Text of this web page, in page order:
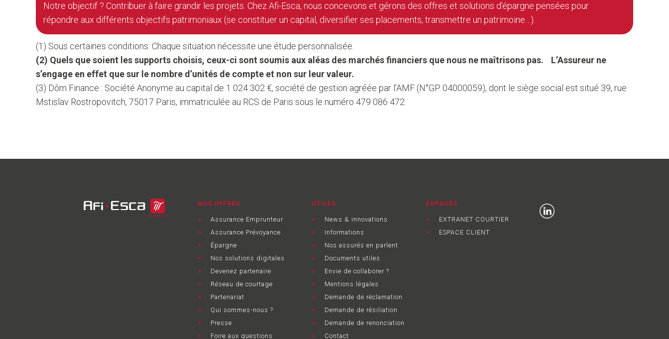
Notre objectif ? Contribuer à faire grandir les projets. Chez Afi-Esca, nous concevons et gérons des offres et solutions d’épargne pensées pour
répondre aux différents objectifs patrimoniaux (se constituer un capital, diversifier ses placements, transmettre un patrimoine…).
(1) Sous certaines conditions. Chaque situation nécessite une étude personnalisée.
(2) Quels que soient les supports choisis, ceux-ci sont soumis aux aléas des marchés financiers que nous ne maîtrisons pas. L’Assureur ne
s’engage en effet que sur le nombre d’unités de compte et non sur leur valeur.
(3) Dôm Finance : Société Anonyme au capital de 1 024 302 €, société de gestion agréée par l’AMF (N°GP 04000059), dont le siège social est situé 39, rue
Mstislav Rostropovitch, 75017 Paris, immatriculée au RCS de Paris sous le numéro 479 086 472
NOS OFFRES
Assurance Emprunteur
Assurance Prévoyance
Épargne
Nos solutions digitales
Devenez partenaire
Réseau de courtage
Partenariat
Qui sommes-nous ?
Presse
Foire aux questions
UTILES
News & innovations
Informations
Nos assurés en parlent
Documents utiles
Envie de collaborer ?
Mentions légales
Demande de réclamation
Demande de résiliation
Demande de renonciation
Contact
ESPACES
EXTRANET COURTIER
ESPACE CLIENT